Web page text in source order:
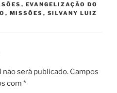
, EVANGELIZAÇÃO DO
, MISSÕES , SILVANY LUIZ
não será publicado. Campos
com *